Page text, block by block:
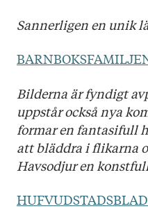
Sannerligen en unik
Bilderna är fyndigt
uppstår också nya
formar en fantasifull
att bläddra i flikarna
Havsodjur en